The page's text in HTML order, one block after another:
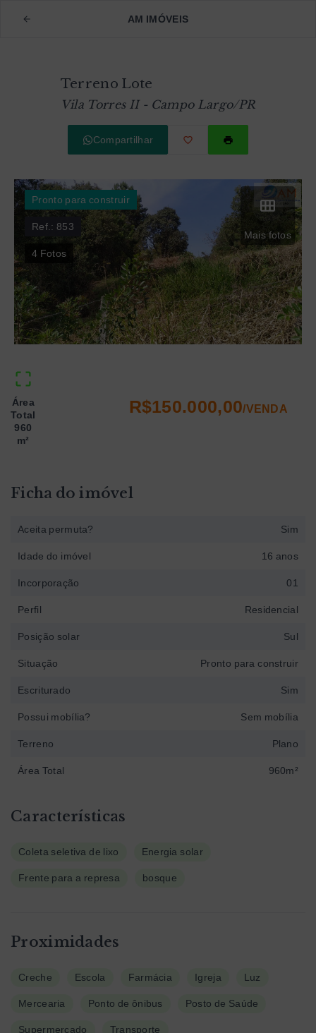
AM IMÓVEIS
Terreno Lote
Vila Torres II - Campo Largo/PR
Compartilhar
Mais fotos
Pronto para construir
Ref.: 853
4 Fotos
Área
Total
960
m²
R$150.000,00/VENDA
Características
Coleta seletiva de lixo Energia solar
Frente para a represa bosque
Proximidades
Creche Escola Farmácia Igreja Luz
Mercearia Ponto de ônibus Posto de Saúde
Supermercado Transporte
Ficha do imóvel
Aceita permuta? Sim
Idade do imóvel 16 anos
Incorporação 01
Perfil Residencial
Posição solar Sul
Situação Pronto para construir
Escriturado Sim
Possui mobília? Sem mobília
Terreno Plano
Área Total 960m²